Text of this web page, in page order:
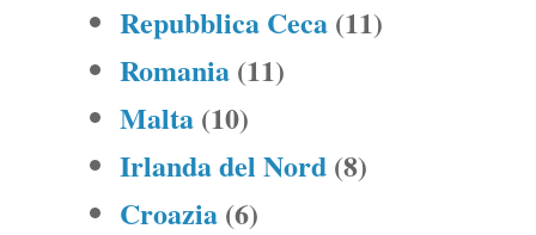
Repubblica Ceca (11)
Romania (11)
Malta (10)
Irlanda del Nord (8)
Croazia (6)